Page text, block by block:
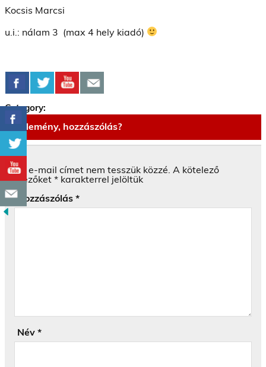
Kocsis Marcsi
u.i.: nálam 3 (max 4 hely kiadó)
Category:
Vélemény, hozzászólás?
Az e-mail címet nem tesszük közzé. A kötelező
mezőket * karakterrel jelöltük
Hozzászólás *
Név *